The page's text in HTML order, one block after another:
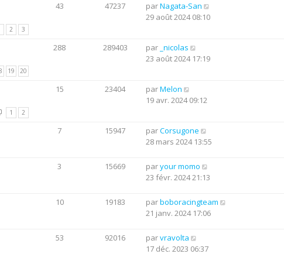
2 3
43 47237 parNagata-San
29 août 2024 08:10
19 20
288 289403 par _nicolas
23 août 2024 17:19
1 2
15 23404 parMelon
19 avr. 2024 09:12
7 15947 parCorsugone
28 mars 2024 13:55
3 15669 paryour momo
23 févr. 2024 21:13
10 19183 parboboracingteam
21 janv. 2024 17:06
53 92016 parvravolta
17 déc. 2023 06:37